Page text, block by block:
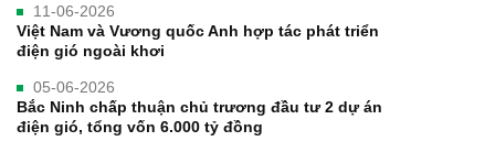
11-06-2026
Việt Nam và Vương quốc Anh hợp tác phát triển
điện gió ngoài khơi
05-06-2026
Bắc Ninh chấp thuận chủ trương đầu tư 2 dự án
điện gió, tổng vốn 6.000 tỷ đồng